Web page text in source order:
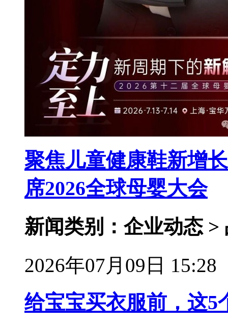
聚焦儿童健康鞋新增
席2026全球母婴大会
新闻类别：企业动态 >
2026年07月09日 15:28
给宝宝买衣服前，这5